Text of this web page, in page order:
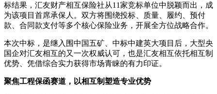
标结果，汇友财产相互保险社从11家竞标单位中脱颖而出，成
为该项目首席承保人。双方将围绕投标、质量、履约、预付
款、合同款支付等多个核心保险业务，开展全方位战略合作。
本次中标，是继入围中国五矿、中标中建英大项目后，大型央
国企对汇友相互的又一次权威认可，也是汇友相互依托相互制
优势、凭借综合实力获得市场青睐的有力印证。
聚焦工程保函赛道，以相互制塑造专业优势